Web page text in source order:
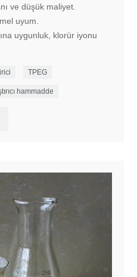
ve düşük maliyet.
uyum.
uygunluk, klorür iyonu
TPEG
hammadde